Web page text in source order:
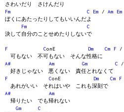
さわいだり さけんだり
Fm
C Em / Am Em
ぼくにあたったりしてもいいんだよ
Fm
C
決して自分のことせめたりしないで
F ConE Dm Cm F /
可もない 不可もない そんな性格に
A#
Am Gm C /
好きじゃない 悪くない 責任とれなくて
F
ConE Dm Cm F
あれがいい それはいや これも深刻で
A#
Am
帰りたい でも帰れない
Gm
C